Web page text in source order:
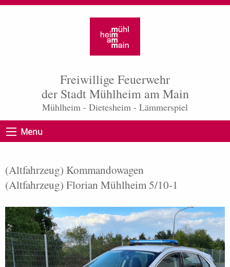
Freiwillige Feuerwehr
der Stadt Mühlheim am Main
Mühlheim - Dietesheim - Lämmerspiel
Menu
(Altfahrzeug) Kommandowagen
(Altfahrzeug) Florian Mühlheim 5/10-1